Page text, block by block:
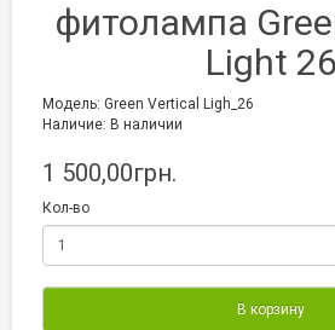
фитолампа
Light 26
Модель: Green Vertical Ligh_26
Наличие: В наличии
1 500,00грн.
Кол-во
В корзину